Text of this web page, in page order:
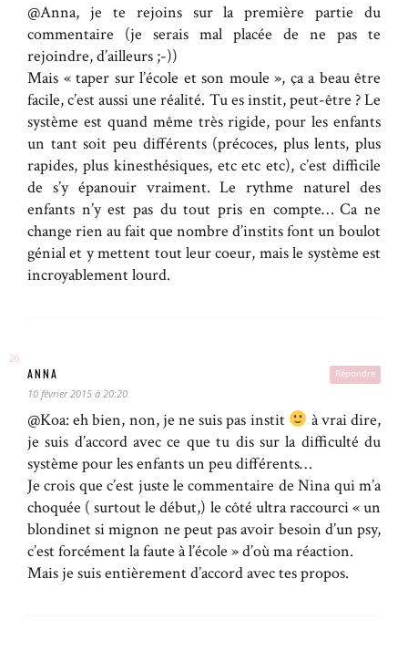
@Anna, je te rejoins sur la première partie du
commentaire (je serais mal placée de ne pas te
rejoindre, d’ailleurs ;-))
Mais « taper sur l’école et son moule », ça a beau être
facile, c’est aussi une réalité. Tu es instit, peut-être ? Le
système est quand même très rigide, pour les enfants
un tant soit peu différents (précoces, plus lents, plus
rapides, plus kinesthésiques, etc etc etc), c’est difficile
de s’y épanouir vraiment. Le rythme naturel des
enfants n’y est pas du tout pris en compte… Ca ne
change rien au fait que nombre d’instits font un boulot
génial et y mettent tout leur coeur, mais le système est
incroyablement lourd.
Répondre
ANNA
10 février 2015 à 20:20
@Koa: eh bien, non, je ne suis pas instit
à vrai dire,
je suis d’accord avec ce que tu dis sur la difficulté du
système pour les enfants un peu différents…
Je crois que c’est juste le commentaire de Nina qui m’a
choquée ( surtout le début,) le côté ultra raccourci « un
blondinet si mignon ne peut pas avoir besoin d’un psy,
c’est forcément la faute à l’école » d’où ma réaction.
Mais je suis entièrement d’accord avec tes propos.